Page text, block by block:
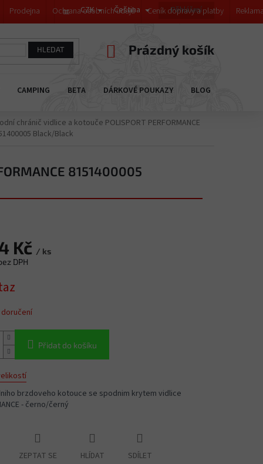
Prodejna Ochrana osobních údajů Ceník dopravy a platby
CZK Čeština Přihlášení
HLEDAT
NÁKUPNÍ
KOŠÍK
Prázdný košík
CAMPING BETA DÁRKOVÉ POUKAZY BLOG
chránič vidlice a kotouče POLISPORT PERFORMANCE
Black/Black
8151400005
Kč / ks
DPH
Přidat do košíku
brzdoveho kotouce se spodnim krytem vidlice
- černo/černý
ZEPTAT SE HLÍDAT SDÍLET